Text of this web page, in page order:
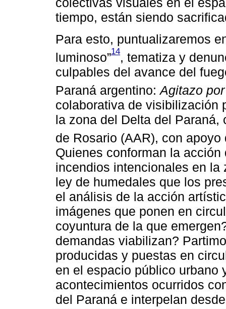
tiempo, están siendo
Para esto, puntualizaremos
luminoso”14, tematiza y
culpables del avance del
Paraná argentino:Agitazo
colaborativa de visibilización
la zona del Delta del Paraná,
de Rosario (AAR), con
Quienes conforman la
incendios intencionales en la
ley de humedales que los
el análisis de la acción
imágenes que ponen en
coyuntura de la que
demandas viabilizan?
producidas y puestas en
en el espacio público urbano
acontecimientos ocurridos
del Paraná e interpelan